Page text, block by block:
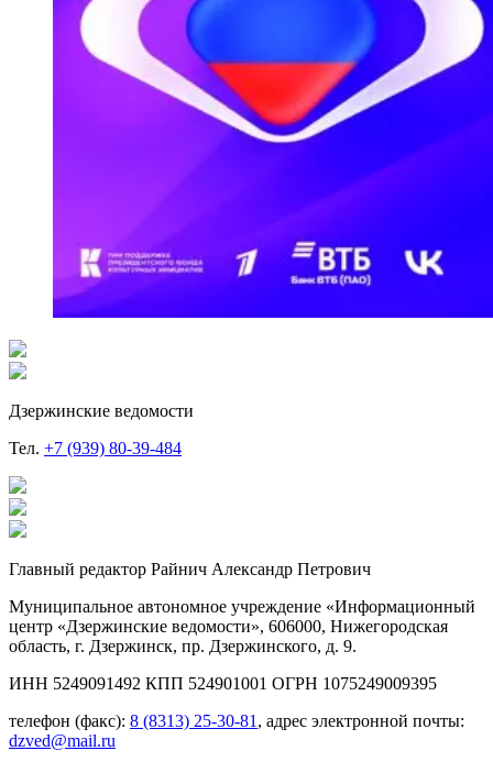
Дзержинские ведомости
Тел. +7 (939) 80-39-484
Главный редактор Райнич Александр Петрович
Муниципальное автономное учреждение «Информационный
центр «Дзержинские ведомости», 606000, Нижегородская
область, г. Дзержинск, пр. Дзержинского, д. 9.
ИНН 5249091492 КПП 524901001 ОГРН 1075249009395
телефон (факс): 8 (8313) 25-30-81 , адрес электронной почты:
dzved@mail.ru